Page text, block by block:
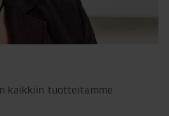
kaikkiin tuotteitamme